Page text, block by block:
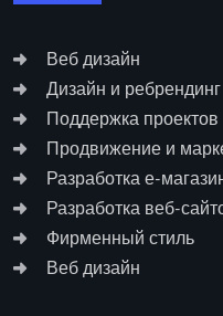
Веб дизайн
Дизайн и ребрендинг
Поддержка проектов
Продвижение и
Разработка е-
Разработка веб-
Фирменный стиль
Веб дизайн